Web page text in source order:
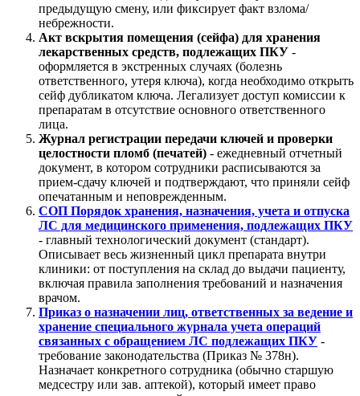
предыдущую смену, или фиксирует факт взлома/
небрежности.
Акт вскрытия помещения (сейфа) для хранения
лекарственных средств, подлежащих ПКУ -
оформляется в экстренных случаях (болезнь
ответственного, утеря ключа), когда необходимо открыть
сейф дубликатом ключа. Легализует доступ комиссии к
препаратам в отсутствие основного ответственного
лица.
Журнал регистрации передачи ключей и проверки
целостности пломб (печатей) - ежедневный отчетный
документ, в котором сотрудники расписываются за
прием-сдачу ключей и подтверждают, что приняли сейф
опечатанным и неповрежденным.
СОП Порядок хранения, назначения, учета и отпуска
ЛС для медицинского применения, подлежащих ПКУ
- главный технологический документ (стандарт).
Описывает весь жизненный цикл препарата внутри
клиники: от поступления на склад до выдачи пациенту,
включая правила заполнения требований и назначения
врачом.
Приказ о назначении лиц, ответственных за ведение и
хранение специального журнала учета операций
связанных с обращением ЛС подлежащих ПКУ -
требование законодательства (Приказ № 378н).
Назначает конкретного сотрудника (обычно старшую
медсестру или зав. аптекой), который имеет право